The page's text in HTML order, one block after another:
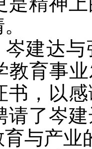
建达
教育事
书，以
请了岑
与产业